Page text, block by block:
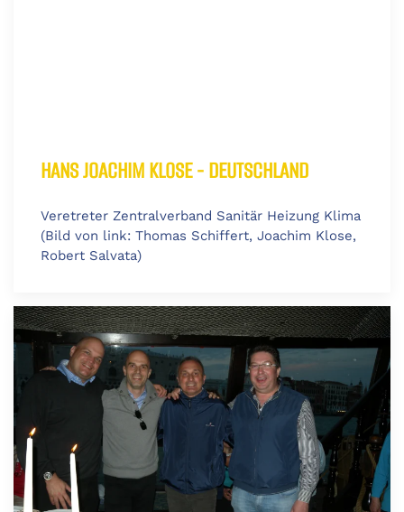
HANS JOACHIM KLOSE - DEUTSCHLAND
Veretreter Zentralverband Sanitär Heizung Klima
(Bild von link: Thomas Schiffert, Joachim Klose,
Robert Salvata)